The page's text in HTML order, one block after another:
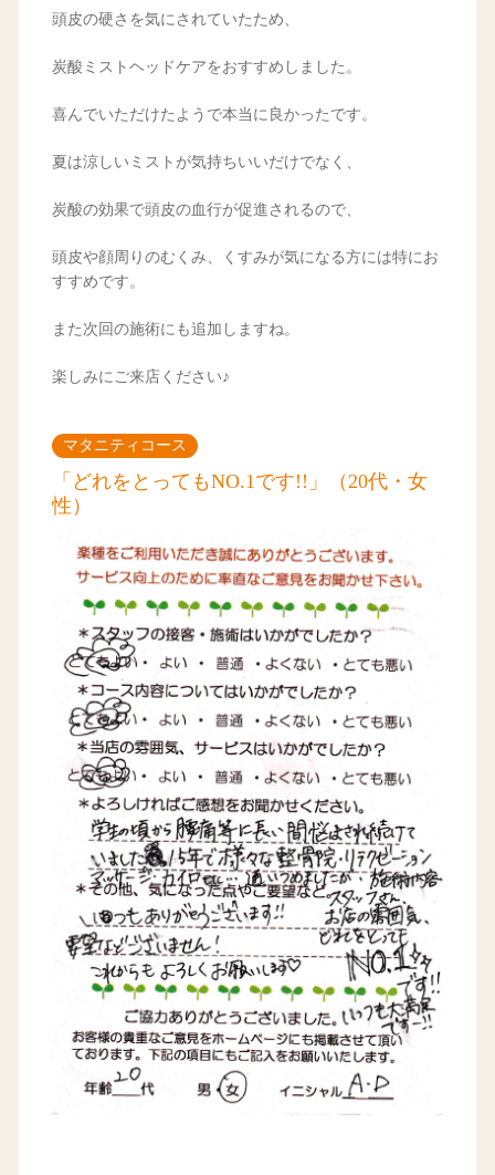
頭皮の硬さを気にされていたため、
炭酸ミストヘッドケアをおすすめしました。
喜んでいただけたようで本当に良かったです。
夏は涼しいミストが気持ちいいだけでなく、
炭酸の効果で頭皮の血行が促進されるので、
頭皮や顔周りのむくみ、くすみが気になる方には特にお
すすめです。
また次回の施術にも追加しますね。
楽しみにご来店ください♪
マタニティコース
「どれをとってもNO.1です!!」（20代・女
性）